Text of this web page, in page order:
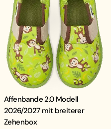
Affenbande 2.0 Modell
2026/2027 mit breiterer
Zehenbox